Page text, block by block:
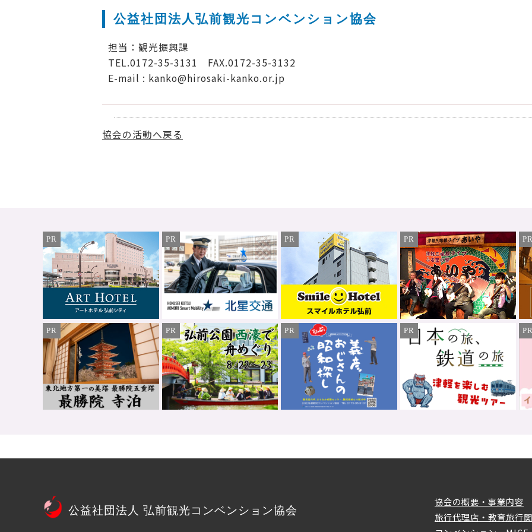
公益社団法人弘前観光コンベンション協会
担当：観光振興課
TEL.0172-35-3131 FAX.0172-35-3132
E-mail : kanko@hirosaki-kanko.or.jp
協会の活動へ戻る
PR PR PR PR
PR PR PR PR
公益社団法人 弘前観光コンベンション協会
協会の概要・事業内容
旅行代理店・教育旅行